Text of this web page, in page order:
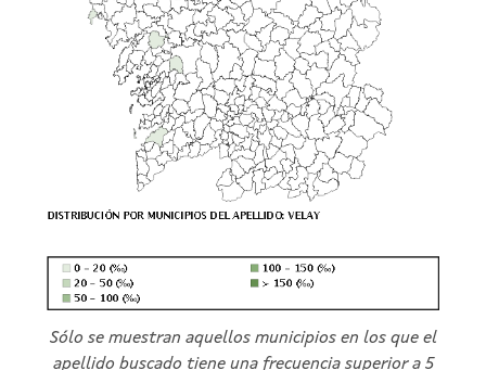
Sólo se muestran aquellos municipios en los que el
apellido buscado tiene una frecuencia superior a 5